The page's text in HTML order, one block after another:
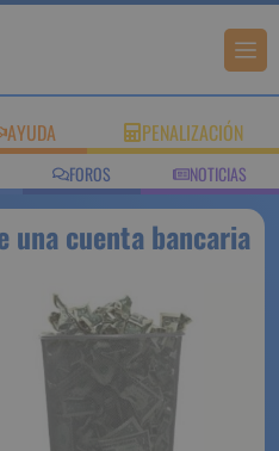
AYUDA PENALIZACIÓN
FOROS NOTICIAS
una cuenta bancaria